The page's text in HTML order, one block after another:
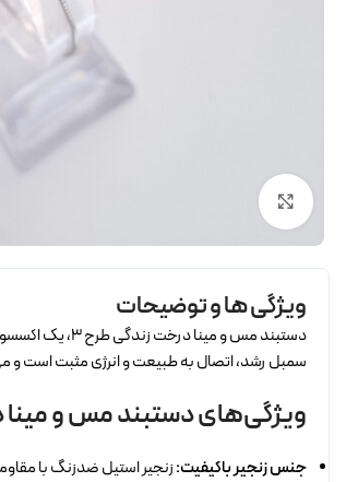
ویژگی ها و توضیحات
دستبند مس و
سمبل رشد، اتصال به طبیعت و انرژی مثبت است و
ویژگی‌های دستبند مس و مینا
جنس زنجیر باکیفیت:زنجیر استیل ضدزنگ با